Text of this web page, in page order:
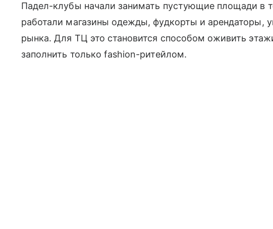
Падел-клубы начали занимать пустующие площади в
работали магазины одежды, фудкорты и арендаторы,
рынка. Для ТЦ это становится способом оживить
заполнить только fashion-ритейлом.